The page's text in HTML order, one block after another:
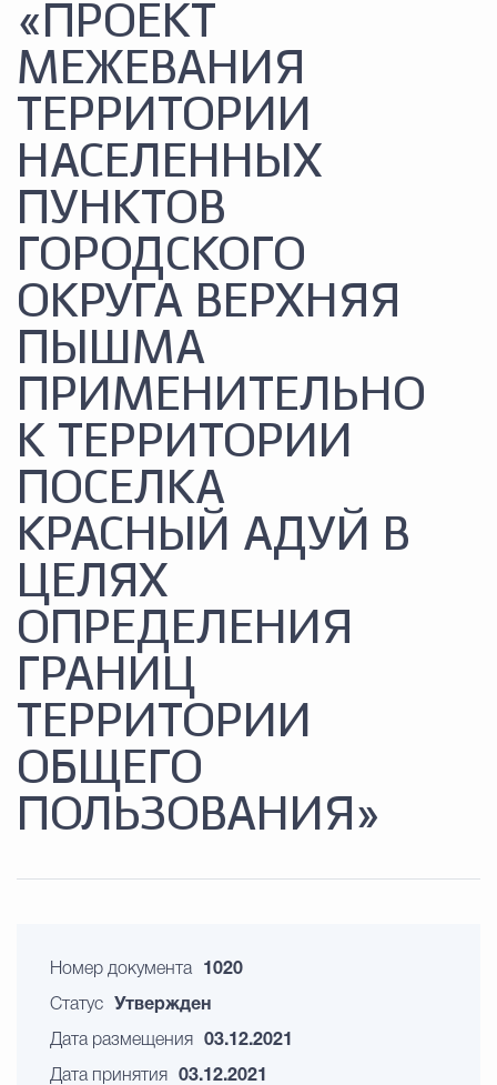
«ПРОЕКТ
МЕЖЕВАНИЯ
ТЕРРИТОРИИ
НАСЕЛЕННЫХ
ПУНКТОВ
ГОРОДСКОГО
ОКРУГА ВЕРХНЯЯ
ПЫШМА
ПРИМЕНИТЕЛЬНО
К ТЕРРИТОРИИ
ПОСЕЛКА
КРАСНЫЙ АДУЙ В
ЦЕЛЯХ
ОПРЕДЕЛЕНИЯ
ГРАНИЦ
ТЕРРИТОРИИ
ОБЩЕГО
ПОЛЬЗОВАНИЯ»
Номер документа 1020
Статус Утвержден
Дата размещения 03.12.2021
Дата принятия 03.12.2021